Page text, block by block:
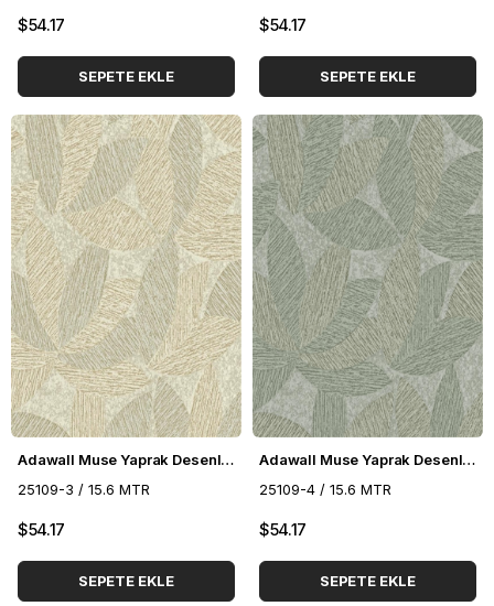
$54.17
SEPETE EKLE
$54.17
SEPETE EKLE
Adawall Muse Yaprak Desenli Duvar Kağıdı 25109-3
25109-3 / 15.6 MTR
$54.17
SEPETE EKLE
Adawall Muse Yaprak Desenli Duvar Kağıdı 25109-4
25109-4 / 15.6 MTR
$54.17
SEPETE EKLE